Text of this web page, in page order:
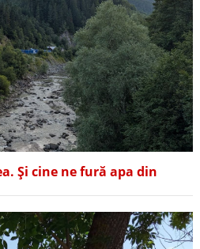
Și cine ne fură apa din